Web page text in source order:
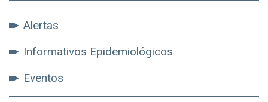
Alertas
Informativos Epidemiológicos
Eventos